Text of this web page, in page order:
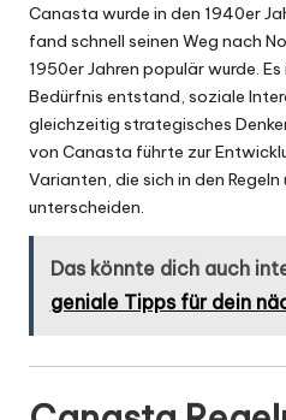
Canasta wurde in den 1940er
fand schnell seinen Weg nach
1950er Jahren populär wurde.
Bedürfnis entstand, soziale
gleichzeitig strategisches
von Canasta führte zur
Varianten, die sich in den
unterscheiden.
Das könnte dich auch
geniale Tipps für dein